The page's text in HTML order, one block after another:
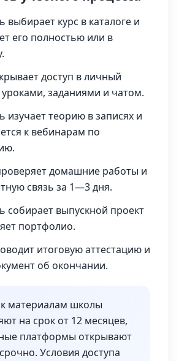
выбирает курс в каталоге и
его полностью или в
доступ в личный
уроками, заданиями и чатом.
изучает теорию в записях и
к вебинарам по
домашние работы и
связь за 1—3 дня.
собирает выпускной проект
портфолио.
итоговую аттестацию и
об окончании.
материалам школы
на срок от 12 месяцев,
платформы открывают
Условия доступа